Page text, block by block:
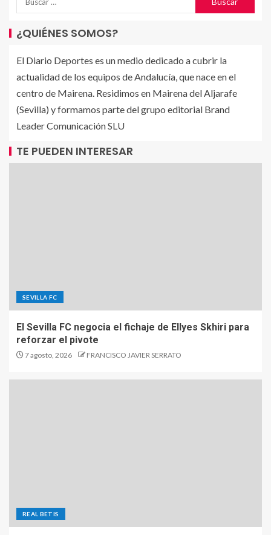
¿QUIÉNES SOMOS?
El Diario Deportes es un medio dedicado a cubrir la
actualidad de los equipos de Andalucía, que nace en el
centro de Mairena. Residimos en Mairena del Aljarafe
(Sevilla) y formamos parte del grupo editorial Brand
Leader Comunicación SLU
TE PUEDEN INTERESAR
SEVILLA FC
El Sevilla FC negocia el fichaje de Ellyes Skhiri para
reforzar el pivote
7 agosto, 2026 FRANCISCO JAVIER SERRATO
REAL BETIS